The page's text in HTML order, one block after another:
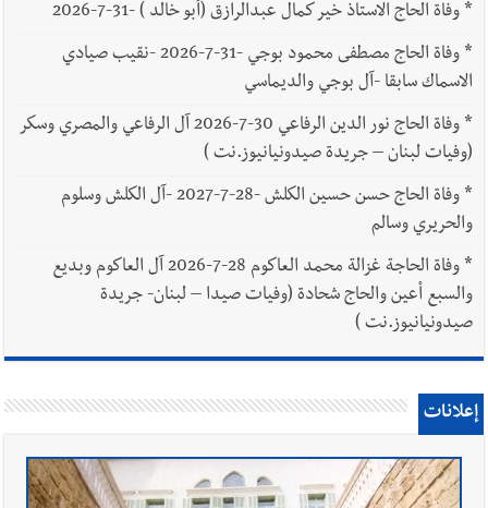
*وفاة الحاج الاستاذ خير كمال عبدالرازق (أبو خالد ) -31-7-2026
*
وفاة الحاج مصطفى محمود بوجي -31-7-2026 -نقيب صيادي
الاسماك سابقا -آل بوجي والديماسي
*
وفاة الحاج نور الدين الرفاعي 30-7-2026 آل الرفاعي والمصري وسكر
(وفيات لبنان – جريدة صيدونيانيوز.نت )
*
وفاة الحاج حسن حسين الكلش -28-7-2027 -آل الكلش وسلوم
والحريري وسالم
*
وفاة الحاجة غزالة محمد العاكوم 28-7-2026 آل العاكوم وبديع
والسبع أعين والحاج شحادة (وفيات صيدا – لبنان- جريدة
صيدونيانيوز.نت )
إعلانات